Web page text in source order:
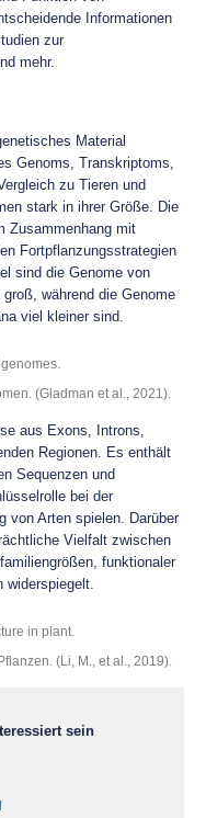
Informationen
zur
mehr.
Material
Genoms, Transkriptoms,
zu Tieren und
stark in ihrer Größe. Die
Zusammenhang mit
Fortpflanzungsstrategien
sind die Genome von
während die Genome
viel kleiner sind.
(Gladman et al., 2021).
aus Exons, Introns,
Regionen. Es enthält
Sequenzen und
bei der
von Arten spielen. Darüber
Vielfalt zwischen
funktionaler
widerspiegelt.
(Li, M., et al., 2019).
sein